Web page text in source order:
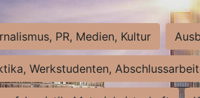
PR, Medien, Kultur
Werkstudenten,